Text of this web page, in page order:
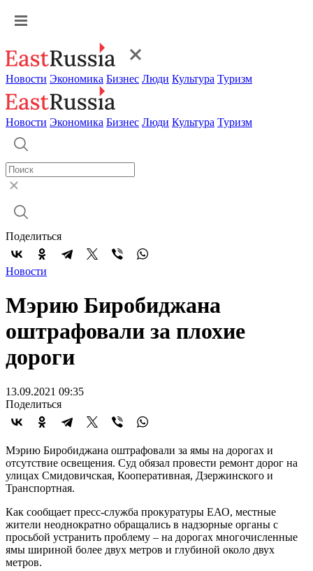
Новости Экономика Бизнес Люди Культура Туризм
Новости Экономика Бизнес Люди Культура Туризм
Поделиться
Новости
Мэрию Биробиджана
оштрафовали за плохие
дороги
13.09.2021 09:35
Поделиться
Мэрию Биробиджана оштрафовали за ямы на дорогах и
отсутствие освещения. Суд обязал провести ремонт дорог на
улицах Смидовичская, Кооперативная, Дзержинского и
Транспортная.
Как сообщает пресс-служба прокуратуры ЕАО, местные
жители неоднократно обращались в надзорные органы с
просьбой устранить проблему – на дорогах многочисленные
ямы шириной более двух метров и глубиной около двух
метров.